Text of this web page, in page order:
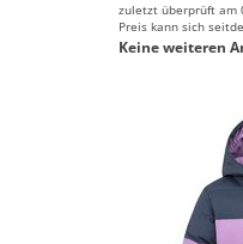
zuletzt überprüft am
Preis kann sich
Keine weiteren